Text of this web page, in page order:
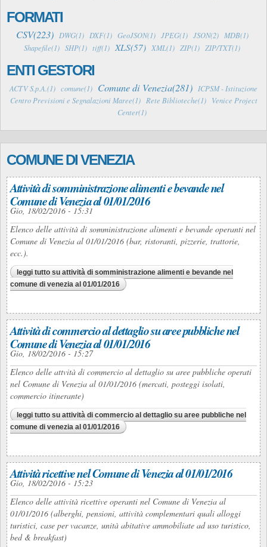
FORMATI
CSV(223) DWG(1) DXF(1) GeoJSON(1) JPEG(1) JSON(2)
MDB(1)
Shapefile(1) SHP(1) tiff(1) XLS(57) XML(1) ZIP(1) ZIP/TXT(1)
ENTI GESTORI
ACTV S.p.A.(1) comune(1) Comune di Venezia(281)
ICPSM - Istituzione
Centro Previsioni e Segnalazioni Maree(1)
Rete Biblioteche(1)
Venice Project
Center(1)
COMUNE DI VENEZIA
Attività di somministrazione alimenti e bevande nel
Comune di Venezia al 01/01/2016
Gio, 18/02/2016 - 15:31
Elenco delle attività di somministrazione alimenti e bevande operanti nel
Comune di Venezia al 01/01/2016 (bar, ristoranti, pizzerie, trattorie,
ecc.).
leggi tutto su attività di somministrazione alimenti e bevande nel
comune di venezia al 01/01/2016
Attività di commercio al dettaglio su aree pubbliche nel
Comune di Venezia al 01/01/2016
Gio, 18/02/2016 - 15:27
Elenco delle attvità di commercio al dettaglio su aree pubbliche operati
nel Comune di Venezia al 01/01/2016 (mercati, posteggi isolati,
commercio itinerante)
leggi tutto su attività di commercio al dettaglio su aree pubbliche nel
comune di venezia al 01/01/2016
Attività ricettive nel Comune di Venezia al 01/01/2016
Gio, 18/02/2016 - 15:23
Elenco delle attività ricettive operanti nel Comune di Venezia al
01/01/2016 (alberghi, pensioni, attività complementari quali alloggi
turistici, case per vacanze, unità abitative ammobiliate ad uso turistico,
bed & breakfast)